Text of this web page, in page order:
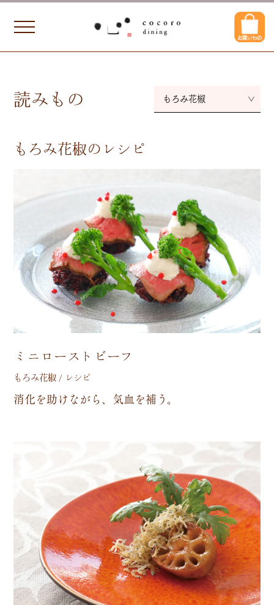
読みもの もろみ花椒
もろみ花椒のレシピ
ミニローストビーフ
もろみ花椒 / レシピ
消化を助け ながら、 気血を補 う。